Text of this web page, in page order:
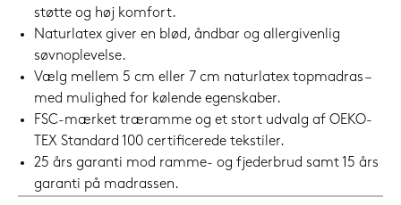
støtte og høj komfort.
Naturlatex giver en blød, åndbar og allergivenlig
søvnoplevelse.
Vælg mellem 5 cm eller 7 cm naturlatex topmadras –
med mulighed for kølende egenskaber.
FSC-mærket træramme og et stort udvalg af OEKO-
TEX Standard 100 certificerede tekstiler.
25 års garanti mod ramme- og fjederbrud samt 15 års
garanti på madrassen.